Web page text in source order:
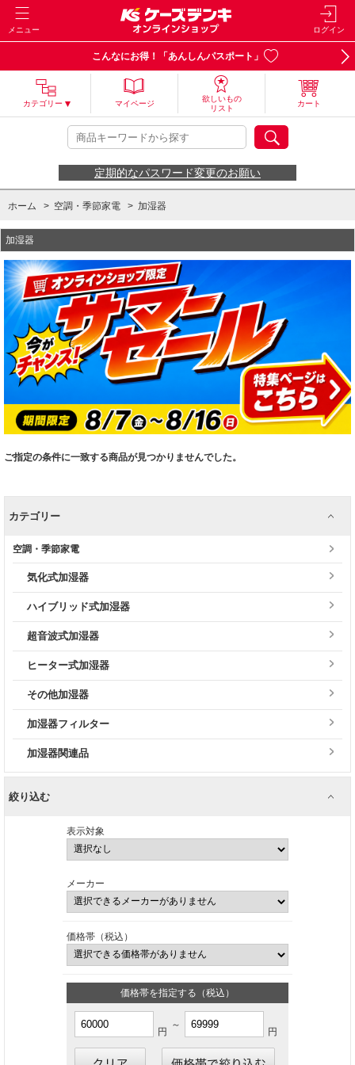
メニュー ログイン
こんなにお得！「あんしんパスポート」
カテゴリー マイページ
欲しいもの
リスト
カート
定期的なパスワード変更のお願い
ホーム > 空調・季節家電 > 加湿器
加湿器
ご指定の条件に一致する商品が見つかりませんでした。
カテゴリー
空調・季節家電
気化式加湿器
ハイブリッド式加湿器
超音波式加湿器
ヒーター式加湿器
その他加湿器
加湿器フィルター
加湿器関連品
絞り込む
表示対象
メーカー
価格帯（税込）
価格帯を指定する（税込）
円
～
円